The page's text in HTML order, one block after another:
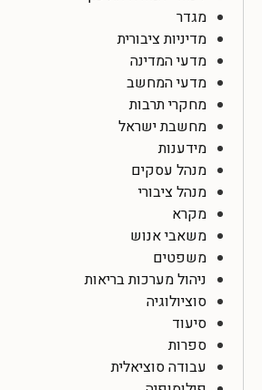
מגדר
מדיניות ציבורית
מדעי המדינה
מדעי המחשב
מחקרי תרבות
מחשבת ישראל
מידענות
מנהל עסקים
מנהל ציבורי
מקרא
משאבי אנוש
משפטים
ניהול מערכות בריאות
סוציולוגיה
סיעוד
ספרות
עבודה סוציאלית